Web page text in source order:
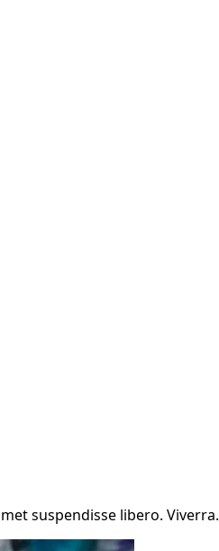
suspendisse libero. Viverra.